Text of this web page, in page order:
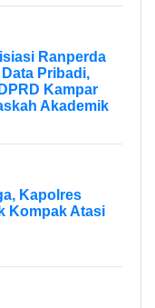
Ranperda
Pribadi,
Kampar
Akademik
Kapolres
Kompak Atasi